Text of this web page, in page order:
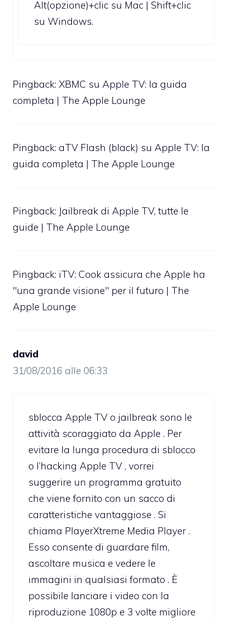
Alt(opzione)+clic su Mac | Shift+clic
su Windows.
Pingback: XBMC su Apple TV: la guida
completa | The Apple Lounge
Pingback: aTV Flash (black) su Apple TV: la
guida completa | The Apple Lounge
Pingback: Jailbreak di Apple TV, tutte le
guide | The Apple Lounge
Pingback: iTV: Cook assicura che Apple ha
"una grande visione" per il futuro | The
Apple Lounge
david
31/08/2016 alle 06:33
sblocca Apple TV o jailbreak sono le
attività scoraggiato da Apple . Per
evitare la lunga procedura di sblocco
o l’hacking Apple TV , vorrei
suggerire un programma gratuito
che viene fornito con un sacco di
caratteristiche vantaggiose . Si
chiama PlayerXtreme Media Player .
Esso consente di guardare film,
ascoltare musica e vedere le
immagini in qualsiasi formato . È
possibile lanciare i video con la
riproduzione 1080p e 3 volte migliore